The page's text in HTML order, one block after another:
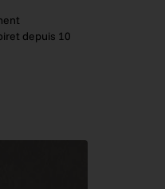
depuis 10